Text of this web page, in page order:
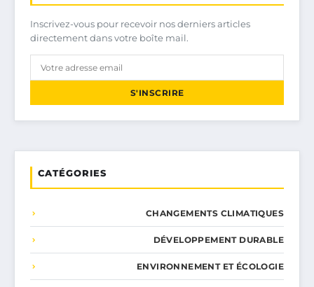
Inscrivez-vous pour recevoir nos derniers articles
directement dans votre boîte mail.
S'INSCRIRE
CATÉGORIES
CHANGEMENTS CLIMATIQUES
DÉVELOPPEMENT DURABLE
ENVIRONNEMENT ET ÉCOLOGIE